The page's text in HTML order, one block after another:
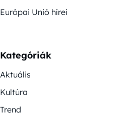
Európai Unió hírei
Kategóriák
Aktuális
Kultúra
Trend